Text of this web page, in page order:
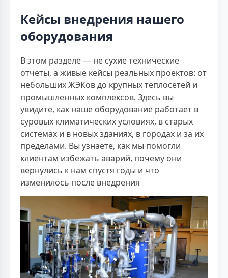
Кейсы внедрения нашего
оборудования
В этом разделе — не сухие технические
отчёты, а живые кейсы реальных проектов: от
небольших ЖЭКов до крупных теплосетей и
промышленных комплексов. Здесь вы
увидите, как наше оборудование работает в
суровых климатических условиях, в старых
системах и в новых зданиях, в городах и за их
пределами. Вы узнаете, как мы помогли
клиентам избежать аварий, почему они
вернулись к нам спустя годы и что
изменилось после внедрения